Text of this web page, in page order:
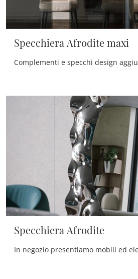
Specchiera Afrodite maxi
Specchiera Afrodite